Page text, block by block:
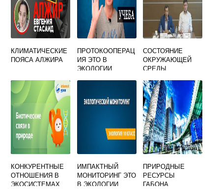
КЛИМАТИЧЕСКИЕ
ПОЯСА АЛЖИРА
ПРОТОКООПЕРАЦ
ИЯ ЭТО В
ЭКОЛОГИИ
СОСТОЯНИЕ
ОКРУЖАЮЩЕЙ
СРЕДЫ
КОНКУРЕНТНЫЕ
ОТНОШЕНИЯ В
ЭКОСИСТЕМАХ
ИМПАКТНЫЙ
МОНИТОРИНГ ЭТО
В ЭКОЛОГИИ
ПРИРОДНЫЕ
РЕСУРСЫ
ГАБОНА